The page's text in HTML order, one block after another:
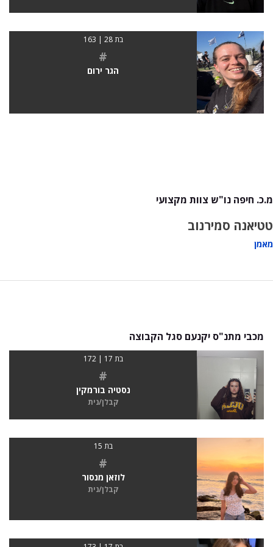
בת 28 | 163
#
הגר ירום
מ.כ. חיפה נו"ש צוות מקצועי
טטיאנה סמירנוב
מאמן
מכבי מתנ"ס יקנעם סגל הקבוצה
בת 17 | 172
#
נסטיה בורמקין
קבלן/נית
בת 15
#
לוזאן מנסור
קבלן/נית